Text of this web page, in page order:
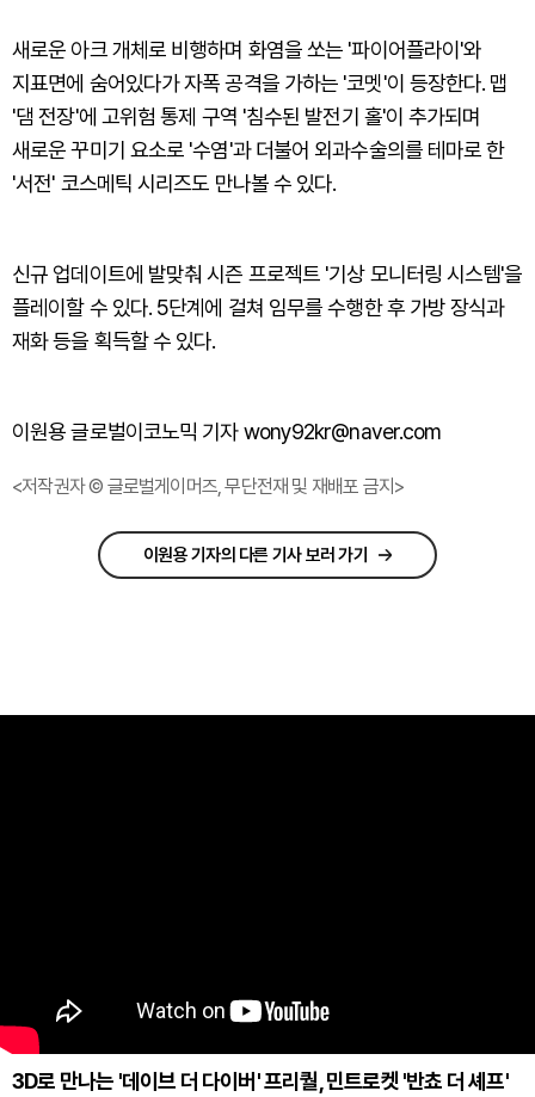
새로운 아크 개체로 비행하며 화염을 쏘는 '파이어플라이'와
지표면에 숨어있다가 자폭 공격을 가하는 '코멧'이 등장한다. 맵
'댐 전장'에 고위험 통제 구역 '침수된 발전기 홀'이 추가되며
새로운 꾸미기 요소로 '수염'과 더불어 외과수술의를 테마로 한
'서전' 코스메틱 시리즈도 만나볼 수 있다.
신규 업데이트에 발맞춰 시즌 프로젝트 '기상 모니터링 시스템'을
플레이할 수 있다. 5단계에 걸쳐 임무를 수행한 후 가방 장식과
재화 등을 획득할 수 있다.
이원용 글로벌이코노믹 기자 wony92kr@naver.com
<저작권자 © 글로벌게이머즈, 무단전재 및 재배포 금지>
이원용 기자의 다른 기사 보러 가기
3D로 만나는 '데이브 더 다이버' 프리퀄, 민트로켓 '반쵸 더 셰프'